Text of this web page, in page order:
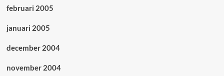
februari 2005
januari 2005
december 2004
november 2004